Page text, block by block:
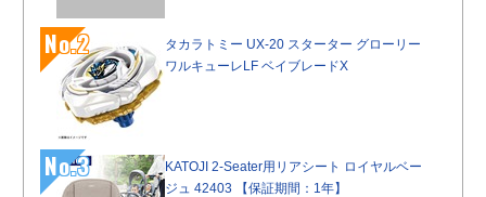
No.2
タカラトミー UX-20 スターター グローリー
ワルキューレLF ベイブレードX
No.3
KATOJI 2-Seater用リアシート ロイヤルベー
ジュ 42403 【保証期間：1年】